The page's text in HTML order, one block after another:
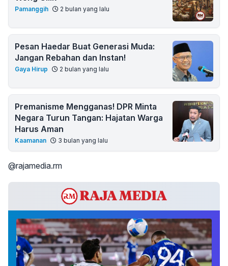
Pamanggih 2 bulan yang lalu
Pesan Haedar Buat Generasi Muda:
Jangan Rebahan dan Instan!
Gaya Hirup 2 bulan yang lalu
Premanisme Mengganas! DPR Minta
Negara Turun Tangan: Hajatan Warga
Harus Aman
Kaamanan 3 bulan yang lalu
@rajamedia.rm